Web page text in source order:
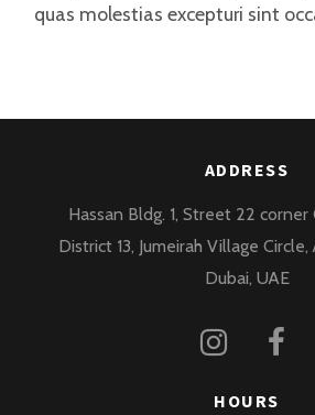
quas molestias excepturi sint
ADDRESS
Hassan Bldg. 1, Street 22 corner
District 13, Jumeirah Village
Dubai, UAE
HOURS